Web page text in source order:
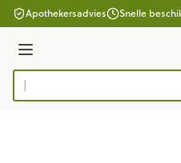
Ga naar de inhoud
Apothekersadvies Snelle
Menu
Product, merk, categorie...